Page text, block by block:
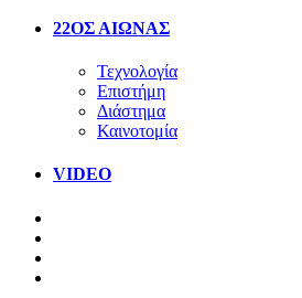
22ΟΣ ΑΙΩΝΑΣ
Τεχνολογία
Επιστήμη
Διάστημα
Καινοτομία
VIDEO